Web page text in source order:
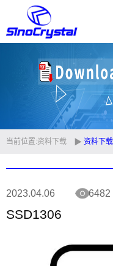
技术支持
视频中心
新闻中心
当前位置:资料下载 资料下
2023.04.06 6482
SSD1306